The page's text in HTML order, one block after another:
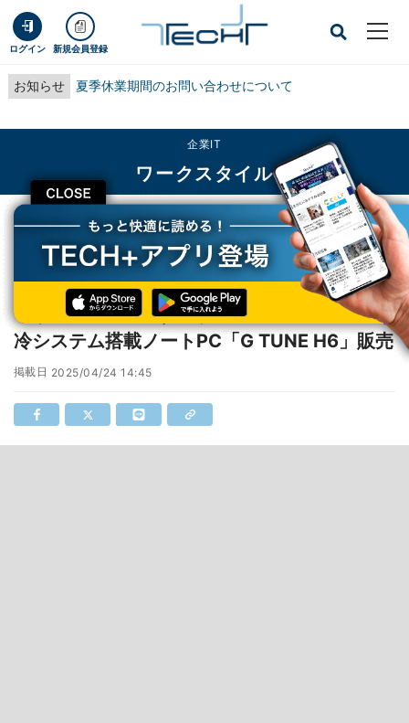
ログイン 新規会員登録
お知らせ 夏季休業期間のお問い合わせについて
CLOSE
企業IT
ワークスタイル
TECH+ 企業IT
ワークスタイル
マウスコンピューター、GeForce RTX 50＆水冷システム搭載ノートPC「G
マウスコンピューター、GeForce RTX 50＆水
冷システム搭載ノートPC「G TUNE H6」販売
掲載日 2025/04/24 14:45